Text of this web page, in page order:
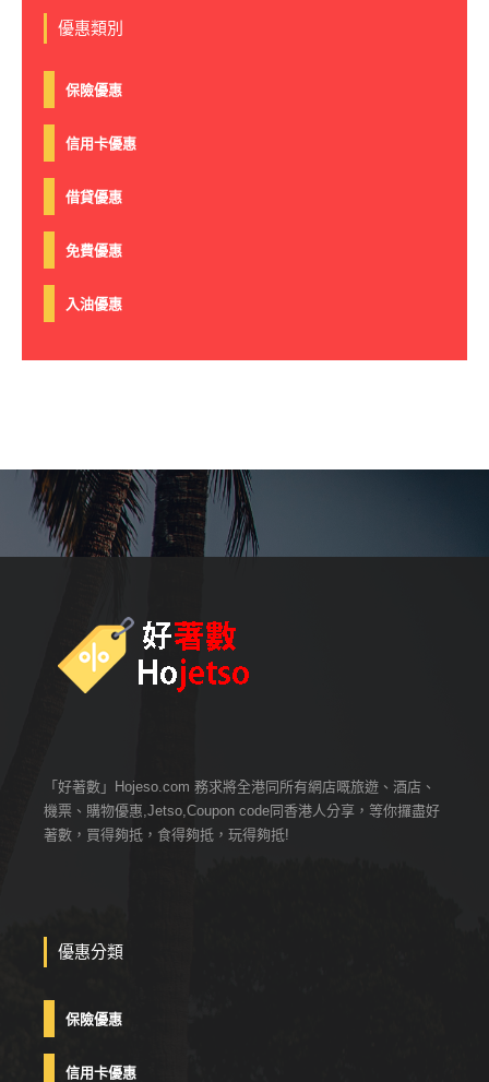
優惠類別
保險優惠
信用卡優惠
借貸優惠
免費優惠
入油優惠
「好著數」Hojeso.com 務求將全港同所有網店嘅旅遊、酒店、
機票、購物優惠,Jetso,Coupon code同香港人分享，等你攞盡好
著數，買得夠抵，食得夠抵，玩得夠抵!
優惠分類
保險優惠
信用卡優惠